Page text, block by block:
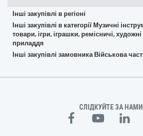
Інші закупівлі в регіоні
Інші закупівлі в категорії Музичні
товари, ігри, іграшки, ремісничі,
приладдя
Інші закупівлі замовника Військова
СЛІДКУЙТЕ ЗА